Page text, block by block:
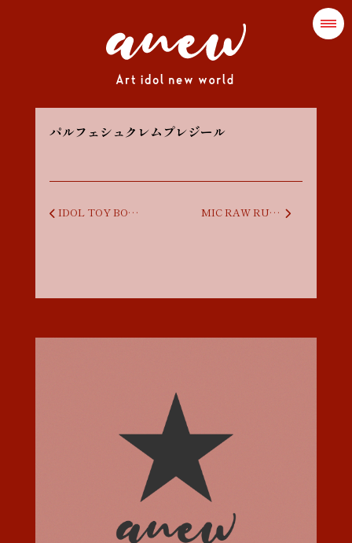
パルフェシュクレムプレジール
投稿ナビゲーション
IDOL TOY BOX vol.39 〜Able-anew-Gleam〜 MIC RAW RUGA 定期公演 HIGH-HO vol.89